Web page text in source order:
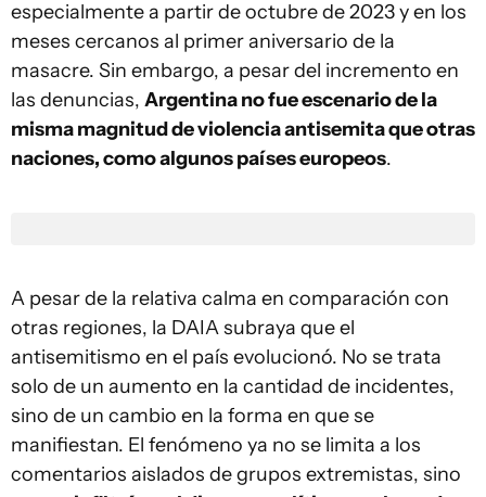
especialmente a partir de octubre de 2023 y en los
meses cercanos al primer aniversario de la
masacre. Sin embargo, a pesar del incremento en
las denuncias, Argentina no fue escenario de la
misma magnitud de violencia antisemita que otras
naciones, como algunos países europeos.
A pesar de la relativa calma en comparación con
otras regiones, la DAIA subraya que el
antisemitismo en el país evolucionó. No se trata
solo de un aumento en la cantidad de incidentes,
sino de un cambio en la forma en que se
manifiestan. El fenómeno ya no se limita a los
comentarios aislados de grupos extremistas, sino